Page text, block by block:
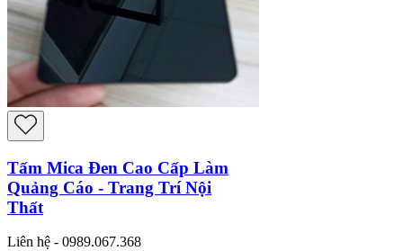
Tấm Mica Đen Cao Cấp Làm
Quảng Cáo - Trang Trí Nội
Thất
Liên hệ - 0989.067.368